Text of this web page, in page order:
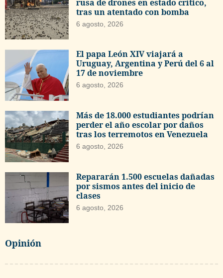
rusa de drones en estado crítico,
tras un atentado con bomba
6 agosto, 2026
El papa León XIV viajará a
Uruguay, Argentina y Perú del 6 al
17 de noviembre
6 agosto, 2026
Más de 18.000 estudiantes podrían
perder el año escolar por daños
tras los terremotos en Venezuela
6 agosto, 2026
Repararán 1.500 escuelas dañadas
por sismos antes del inicio de
clases
6 agosto, 2026
Opinión